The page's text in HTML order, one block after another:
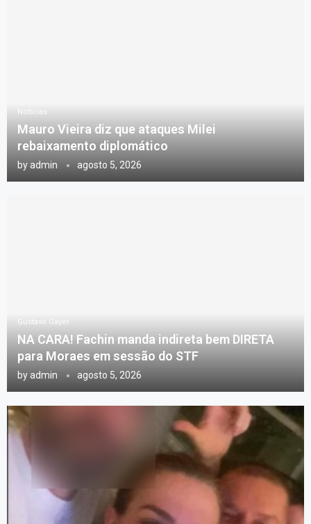
Notícias
Mauro Vieira diz que ataques Milei
rebaixamento diplomático
byadmin agosto 5, 2026
Gustavo Gayer
NA CARA! Fachin manda indireta bem DIRETA
para Moraes em sessão do STF
by admin agosto 5, 2026